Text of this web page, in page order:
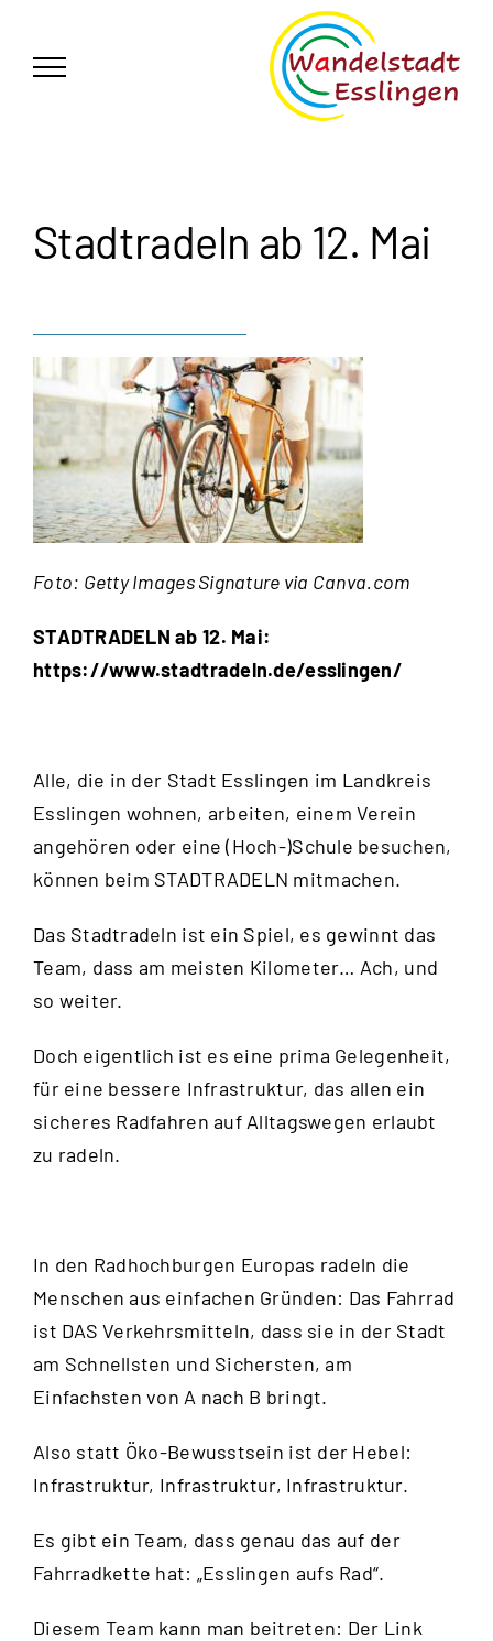
springen
Stadtradeln ab 12. Mai
Foto: Getty Images Signature via Canva.com
STADTRADELN ab 12. Mai:
https://www.stadtradeln.de/esslingen/
Alle, die in der Stadt Esslingen im Landkreis
Esslingen wohnen, arbeiten, einem Verein
angehören oder eine (Hoch-)Schule besuchen,
können beim STADTRADELN mitmachen.
Das Stadtradeln ist ein Spiel, es gewinnt das
Team, dass am meisten Kilometer… Ach, und
so weiter.
Doch eigentlich ist es eine prima Gelegenheit,
für eine bessere Infrastruktur, das allen ein
sicheres Radfahren auf Alltagswegen erlaubt
zu radeln.
In den Radhochburgen Europas radeln die
Menschen aus einfachen Gründen: Das Fahrrad
ist DAS Verkehrsmitteln, dass sie in der Stadt
am Schnellsten und Sichersten, am
Einfachsten von A nach B bringt.
Also statt Öko-Bewusstsein ist der Hebel:
Infrastruktur, Infrastruktur, Infrastruktur.
Es gibt ein Team, dass genau das auf der
Fahrradkette hat: „Esslingen aufs Rad“.
Diesem Team kann man beitreten: Der Link